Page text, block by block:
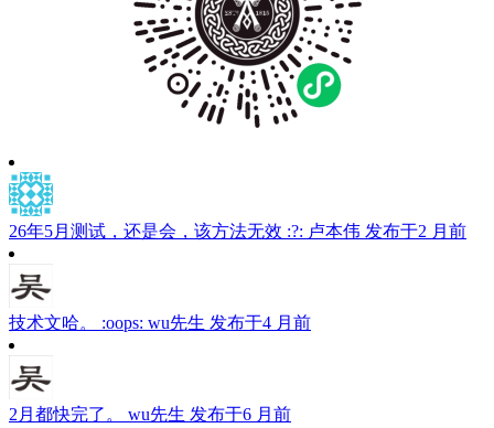
26年5月测试，还是会，该方法无效 :?: 卢本伟 发布于2 月前
技术文哈。 :oops: wu先生 发布于4 月前
2月都快完了。 wu先生 发布于6 月前